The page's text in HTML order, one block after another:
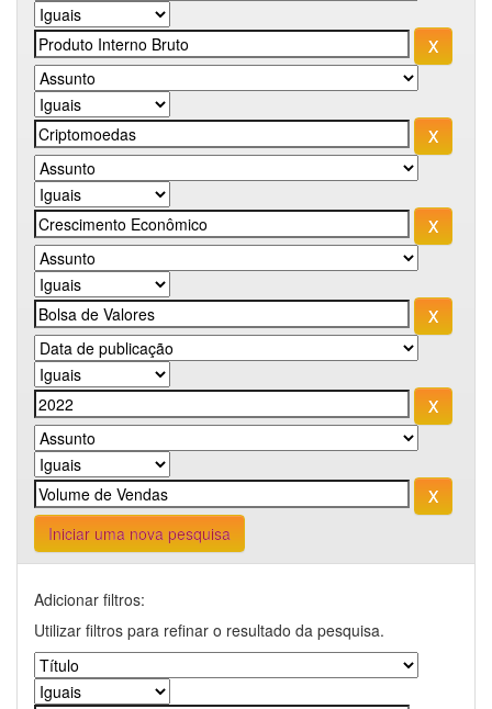
Iniciar uma nova pesquisa
Adicionar filtros:
Utilizar filtros para refinar o resultado da pesquisa.